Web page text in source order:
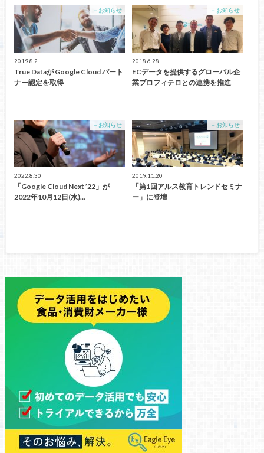
－お知らせ
2019.8.2
True Dataが Google Cloud パート
ナー認定を取得
－お知らせ
2018.6.28
ECデータを提供するグローバル企
業プロフィテロとの連携を推進
－お知らせ
2022.8.30
「Google Cloud Next ’22」が
2022年10⽉12日(水)…
－お知らせ
2019.11.20
「第1回アルス教育トレンドセミナ
ー」に登壇